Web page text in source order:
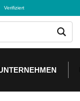
Verifiziert